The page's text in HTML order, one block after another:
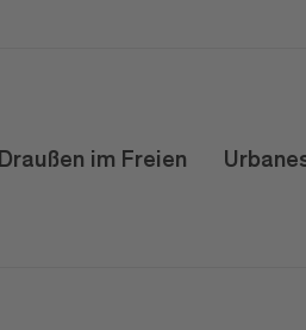
Draußen im Freien